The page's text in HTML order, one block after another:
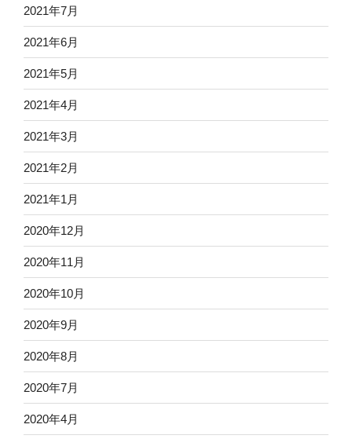
2021年7月
2021年6月
2021年5月
2021年4月
2021年3月
2021年2月
2021年1月
2020年12月
2020年11月
2020年10月
2020年9月
2020年8月
2020年7月
2020年4月